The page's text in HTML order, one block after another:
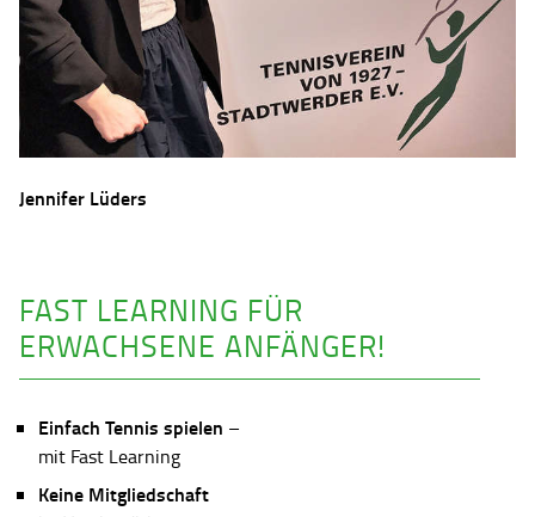
Jennifer Lüders
FAST LEARNING FÜR
ERWACHSENE ANFÄNGER!
Einfach Tennis spielen –
mit Fast Learning
Keine Mitgliedschaft